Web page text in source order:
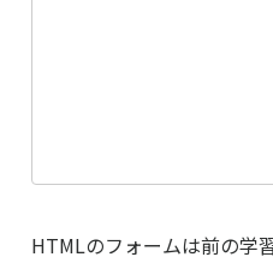
HTMLのフォームは前の学